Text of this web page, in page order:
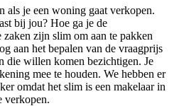
als je een woning gaat verkopen.
bij jou? Hoe ga je de
zijn slim om aan te pakken
aan het bepalen van de vraagprijs
die willen komen bezichtigen. Je
mee te houden. We hebben er
omdat het slim is een makelaar in
verkopen.